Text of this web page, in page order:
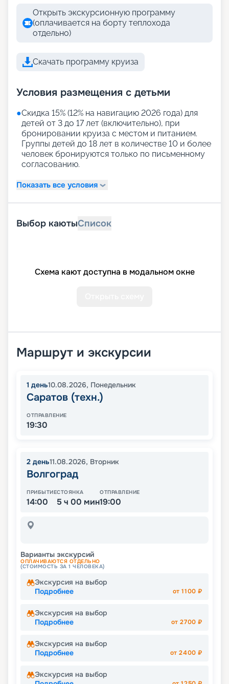
Открыть экскурсионную программу
(оплачивается на борту теплохода
отдельно)
Скачать программу круиза
Условия размещения с детьми
●Скидка 15% (12% на навигацию 2026 года) для
детей от 3 до 17 лет (включительно), при
бронировании круиза с местом и питанием.
Группы детей до 18 лет в количестве 10 и более
человек бронируются только по письменному
согласованию.
Показать все условия
Выбор каютыСписок
Схема кают доступна в модальном окне
Маршрут и экскурсии
1 день10.08.2026, Понедельник
Саратов (техн.)
ОТПРАВЛЕНИЕ
19:30
2 день11.08.2026, Вторник
Волгоград
ПРИБЫТИЕ
14:00
СТОЯНКА
5 ч 00 мин
ОТПРАВЛЕНИЕ
19:00
Варианты экскурсий
ОПЛАЧИВАЮТСЯ ОТДЕЛЬНО
(СТОИМОСТЬ ЗА 1 ЧЕЛОВЕКА)
Экскурсия на выбор
Подробнее
от1100 ₽
Экскурсия на выбор
Подробнее
от2700 ₽
Экскурсия на выбор
Подробнее
от2400 ₽
Экскурсия на выбор